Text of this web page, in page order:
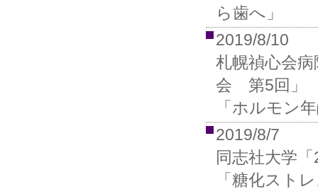
ら歯へ」
2019/8/10
札幌禎心会
会 第5回」
「ホルモン
2019/8/7
同志社大学
「糖化スト